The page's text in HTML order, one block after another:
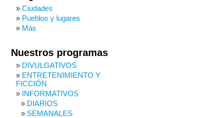
Ciudades
Pueblos y lugares
Más
Nuestros programas
DIVULGATIVOS
ENTRETENIMIENTO Y
FICCIÓN
INFORMATIVOS
DIARIOS
SEMANALES